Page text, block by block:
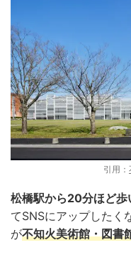
引用：
松橋駅から20分ほど歩
てSNSにアップしたく
が不知火美術館・図書